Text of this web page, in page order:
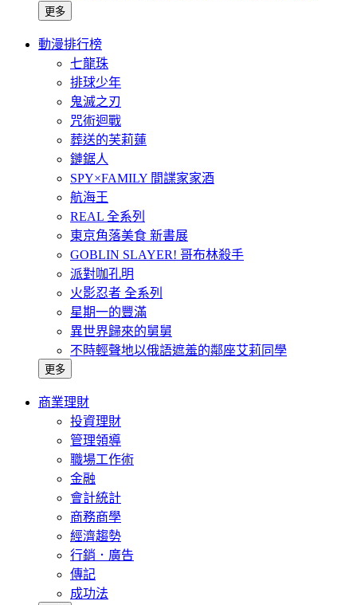
更多
動漫排行榜
七龍珠
排球少年
鬼滅之刃
咒術迴戰
葬送的芙莉蓮
鏈鋸人
SPY×FAMILY 間諜家家酒
航海王
REAL 全系列
東京角落美食 新書展
GOBLIN SLAYER! 哥布林殺手
派對咖孔明
火影忍者 全系列
星期一的豐滿
異世界歸來的舅舅
不時輕聲地以俄語遮羞的鄰座艾莉同學
更多
商業理財
投資理財
管理領導
職場工作術
金融
會計統計
商務商學
經濟趨勢
行銷．廣告
傳記
成功法